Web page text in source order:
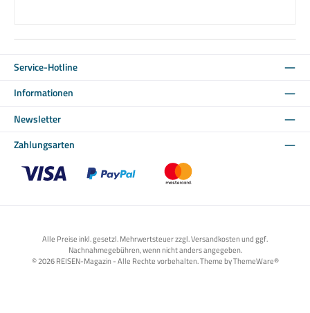
Service-Hotline
Informationen
Newsletter
Zahlungsarten
Alle Preise inkl. gesetzl. Mehrwertsteuer zzgl. Versandkosten und ggf.
Nachnahmegebühren, wenn nicht anders angegeben.
© 2026 REISEN-Magazin - Alle Rechte vorbehalten. Theme byThemeWare®